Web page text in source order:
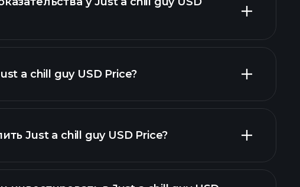
a chill guy USD Price?
Just a chill guy USD Price?